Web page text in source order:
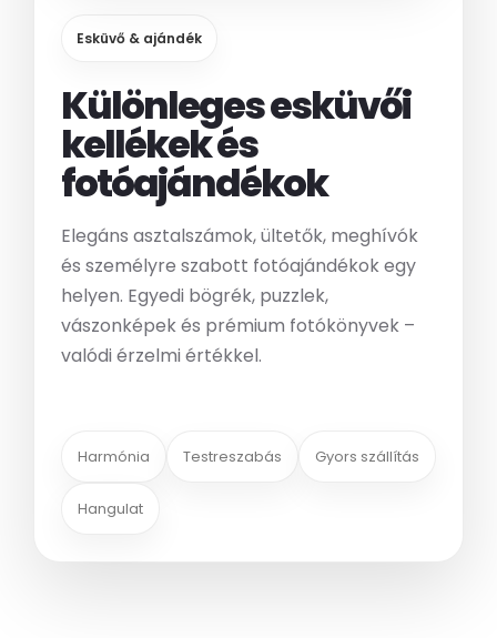
Esküvő & ajándék
Különleges esküvői
kellékek és
fotóajándékok
Elegáns asztalszámok, ültetők, meghívók
és személyre szabott fotóajándékok egy
helyen. Egyedi bögrék, puzzlek,
vászonképek és prémium fotókönyvek –
valódi érzelmi értékkel.
Harmónia Testreszabás Gyors szállítás
Hangulat